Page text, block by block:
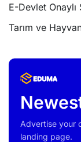
E-Devlet
Tarım ve
Advertise your
landing page.